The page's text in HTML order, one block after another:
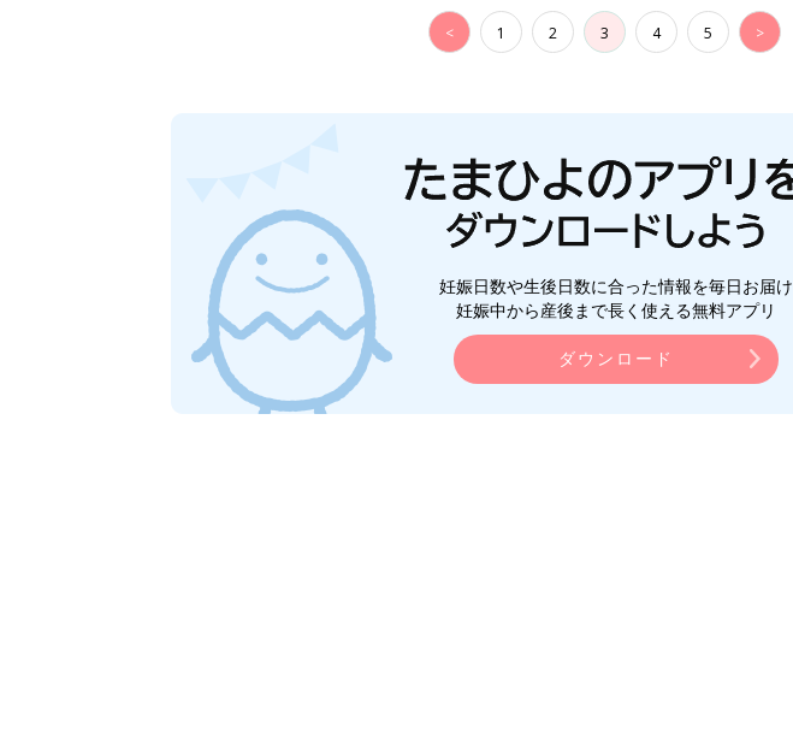
< 1 2 3 4 5 >
妊娠日数や生後日数に合った情報を毎日お届け
妊娠中から産後まで長く使える無料アプリ
ダウンロード